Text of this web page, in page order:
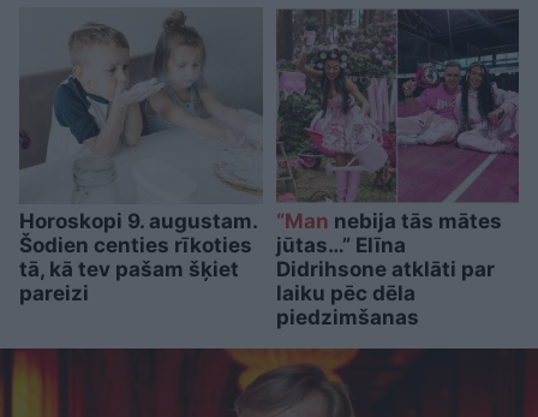
Horoskopi 9. augustam.
Šodien centies rīkoties
tā, kā tev pašam šķiet
pareizi
“Man nebija tās mātes
jūtas…” Elīna
Didrihsone atklāti par
laiku pēc dēla
piedzimšanas